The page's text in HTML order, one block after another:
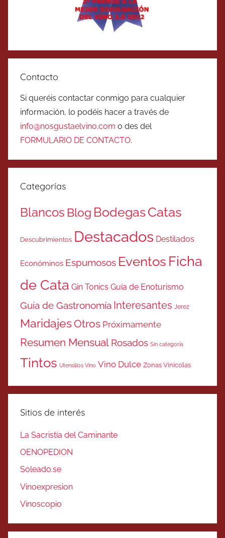
Contacto
Si queréis contactar conmigo para cualquier
información, lo podéis hacer a través de
info@nosgustaelvino.com o des del
FORMULARIO DE CONTACTO.
Categorías
Blancos Blog BodegasCatas
Descubrimientos Destacados Destilados
Económinos Espumosos Eventos Ficha
de Cata Gin Tonics Guía de Enoturismo
Guía de Gastronomía Interesantes Jerez
MaridajesOtros Próximamente
Resumen Mensual Rosados Sin categoría
Tintos Utensilios Vino Vino Dulce Zonas Vinicolas
Sitios de interés
La Sacristía del Caminante
OENOPEDION
Soleado.se
Vinoexpresion
Vinoscopio